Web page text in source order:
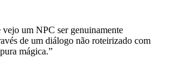
vejo um NPC ser genuinamente
de um diálogo não roteirizado com
mágica.”